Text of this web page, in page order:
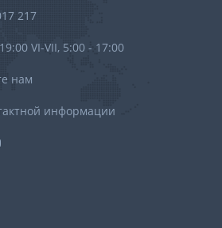
217
VI-VII, 5:00 - 17:00
нам
информации